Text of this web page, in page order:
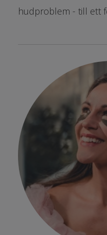
hudproblem - till ett